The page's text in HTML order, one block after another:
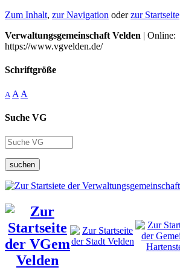
Zum Inhalt, zur Navigation oderzur Startseite
Verwaltungsgemeinschaft Velden | Online:
https://www.vgvelden.de/
Schriftgröße
A A A
Suche VG
suchen